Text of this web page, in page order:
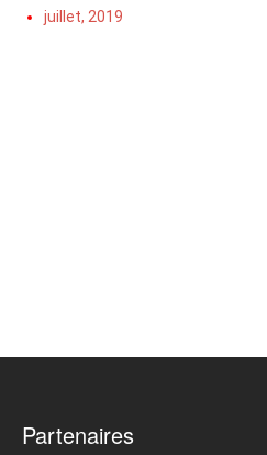
juillet, 2019
Partenaires